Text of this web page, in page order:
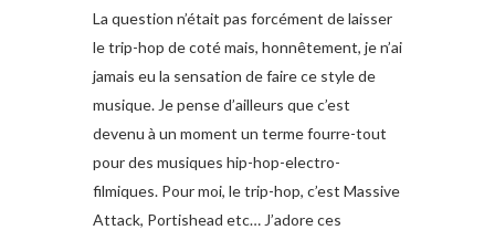
La question n’était pas forcément de laisser
le trip-hop de coté mais, honnêtement, je n’ai
jamais eu la sensation de faire ce style de
musique. Je pense d’ailleurs que c’est
devenu à un moment un terme fourre-tout
pour des musiques hip-hop-electro-
filmiques. Pour moi, le trip-hop, c’est Massive
Attack, Portishead etc… J’adore ces